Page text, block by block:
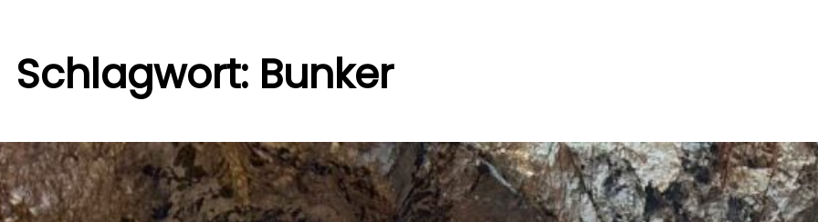
Schlagwort: Bunker